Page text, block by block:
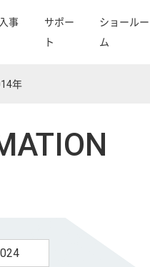
年
事
サポー
ト
ショールー
ム